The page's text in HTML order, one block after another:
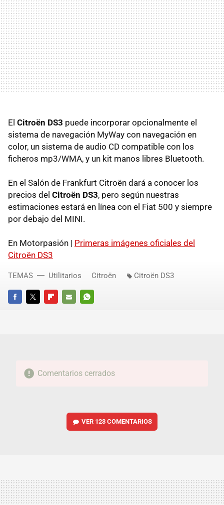
El Citroën DS3 puede incorporar opcionalmente el
sistema de navegación MyWay con navegación en
color, un sistema de audio CD compatible con los
ficheros mp3/WMA, y un kit manos libres Bluetooth.
En el Salón de Frankfurt Citroën dará a conocer los
precios del Citroën DS3, pero según nuestras
estimaciones estará en línea con el Fiat 500 y siempre
por debajo del MINI.
En Motorpasión | Primeras imágenes oficiales del
Citroën DS3
FACEBOOKTWITTERFLIPBOARD
E-
WHATSAPP
TEMAS Utilitarios Citroën Citroën DS3
Comentarios cerrados
VER 123 COMENTARIOS